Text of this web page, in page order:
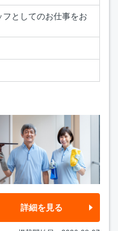
としてのお仕事をお
詳細を見る